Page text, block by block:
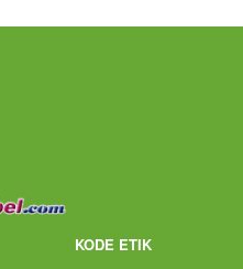
KODE ETIK